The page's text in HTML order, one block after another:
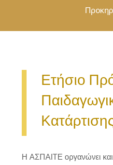
Ετήσιο
Η ΑΣΠΑΙΤΕ οργανώνει και